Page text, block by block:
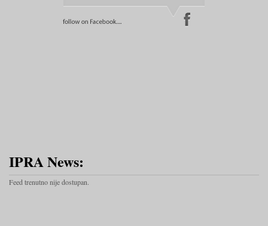
IPRA News:
Feed trenutno nije dostupan.